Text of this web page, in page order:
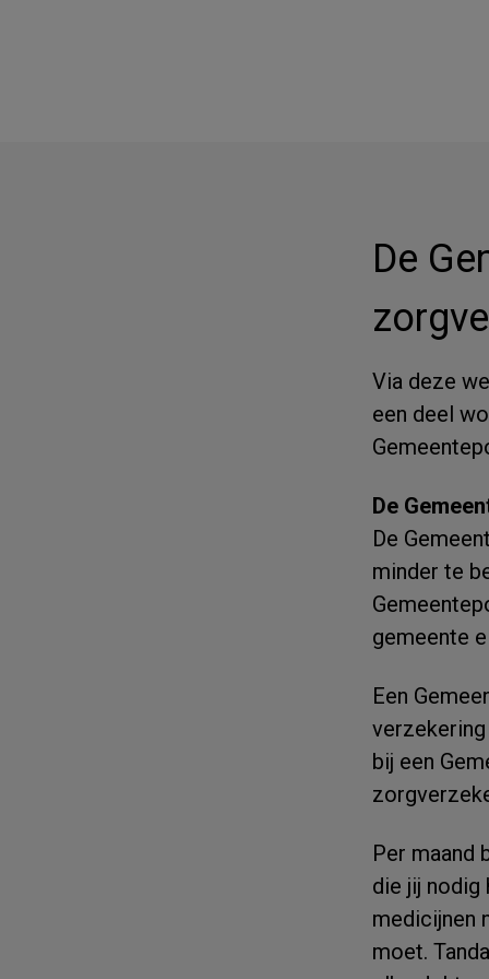
De
Via deze
een deel
De
De
minder te
gemeente
Een
bij een
Per maand
die jij nodig
medicijnen
moet.